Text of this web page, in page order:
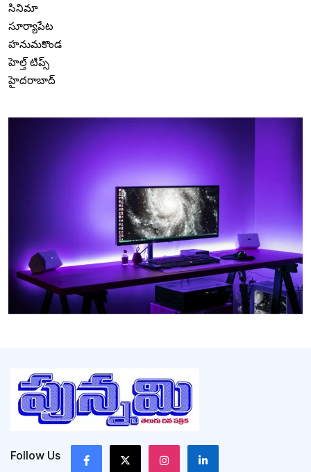
సినిమా
సూర్యాపేట
హనుమకొండ
హెల్త్ టిప్స్
హైదరాబాద్
Follow Us